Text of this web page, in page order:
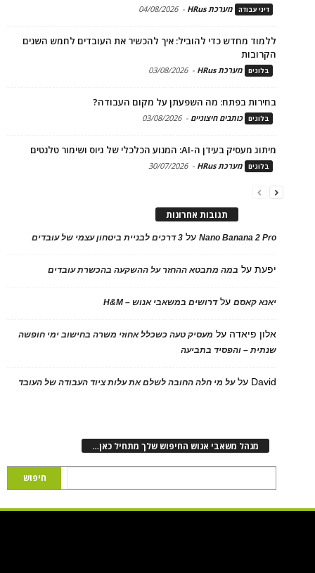
דיני עבודה מערכת HRus -
04/08/2026
ללמוד מחדש כדי להוביל: איך להכשיר את העובדים לחמש השנים
הקרובות
בלוגים מערכת HRus -
03/08/2026
בחירות בפתח: מה השפעתן על מקום העבודה?
בלוגים כותבים חיצוניים -
03/08/2026
מיתוג מעסיק בעידן ה-AI: המנוע הכלכלי של גיוס ושימור טלנטים
בלוגים מערכת HRus -
30/07/2026
תגובות אחרונות
Nano Banana 2 Proעל 3 דרכים לבניית ביטחון עצמי של עובדים
יפעתעל במה מתבטא ההחזר על ההשקעה בהכשרת עובדים
יאנא קאסםעלדרושים במשאבי אנוש – H&M
אלון פיאדה על מעסיק טעה כשכלל אחוזי משרה בחישוב ימי חופשה
שנתית – והפסיד בתביעה
David עלעל מי חלה החובה לשלם את עלות ציוד העבודה של העובד
מנהל משאבי אנוש החיפוש שלך מתחיל כאן…